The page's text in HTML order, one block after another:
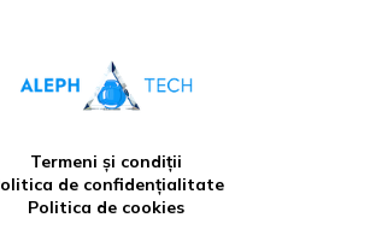
Termeni și condiții
de confidențialitate
Politica de cookies